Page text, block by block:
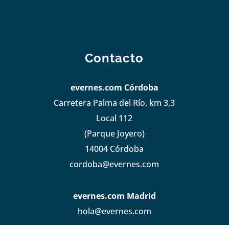
Contacto
evernes.com Córdoba
Carretera Palma del Río, km 3,3
Local 112
(Parque Joyero)
14004 Córdoba
cordoba@evernes.com
evernes.com Madrid
hola@evernes.com